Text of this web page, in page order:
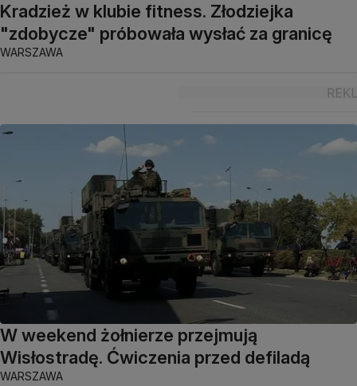
Kradzież w klubie fitness. Złodziejka
"zdobycze" próbowała wysłać za granicę
WARSZAWA
W weekend żołnierze przejmują
Wisłostradę. Ćwiczenia przed defiladą
WARSZAWA